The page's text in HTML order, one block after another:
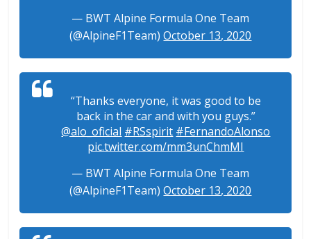
— BWT Alpine Formula One Team
(@AlpineF1Team)October 13, 2020
“Thanks everyone, it was good to be
back in the car and with you guys.”
@alo_oficial #RSspirit #FernandoAlonso
pic.twitter.com/mm3unChmMI
— BWT Alpine Formula One Team
(@AlpineF1Team)October 13, 2020